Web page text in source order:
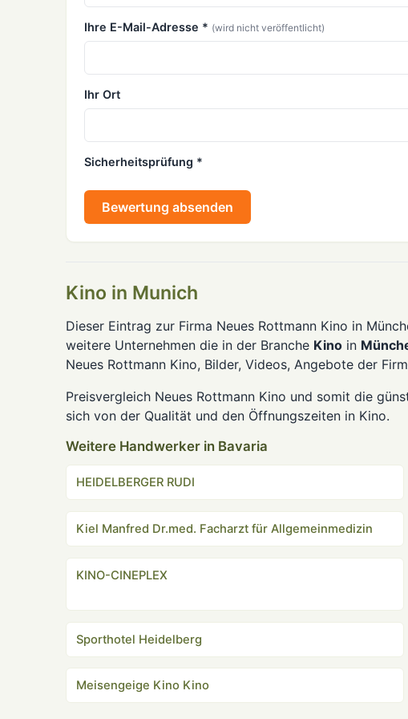
Ihre E-Mail-Adresse * (wird nicht veröffentlicht)
Ihr Ort
Sicherheitsprüfung *
Bewertung absenden
Kino in Munich
Dieser Eintrag zur Firma Neues Rottmann Kino in
weitere Unternehmen die in der Branche Kino in
Neues Rottmann Kino, Bilder, Videos, Angebote der
Preisvergleich Neues Rottmann Kino und somit die
sich von der Qualität und den Öffnungszeiten in Kino.
Weitere Handwerker in Bavaria
HEIDELBERGER RUDI
Kiel Manfred Dr.med. Facharzt für Allgemeinmedizin
KINO-CINEPLEX
Sporthotel Heidelberg
Meisengeige Kino Kino